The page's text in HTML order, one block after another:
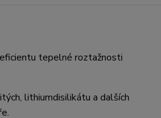
tepelné roztažnosti
lithiumdisilikátu a dalších